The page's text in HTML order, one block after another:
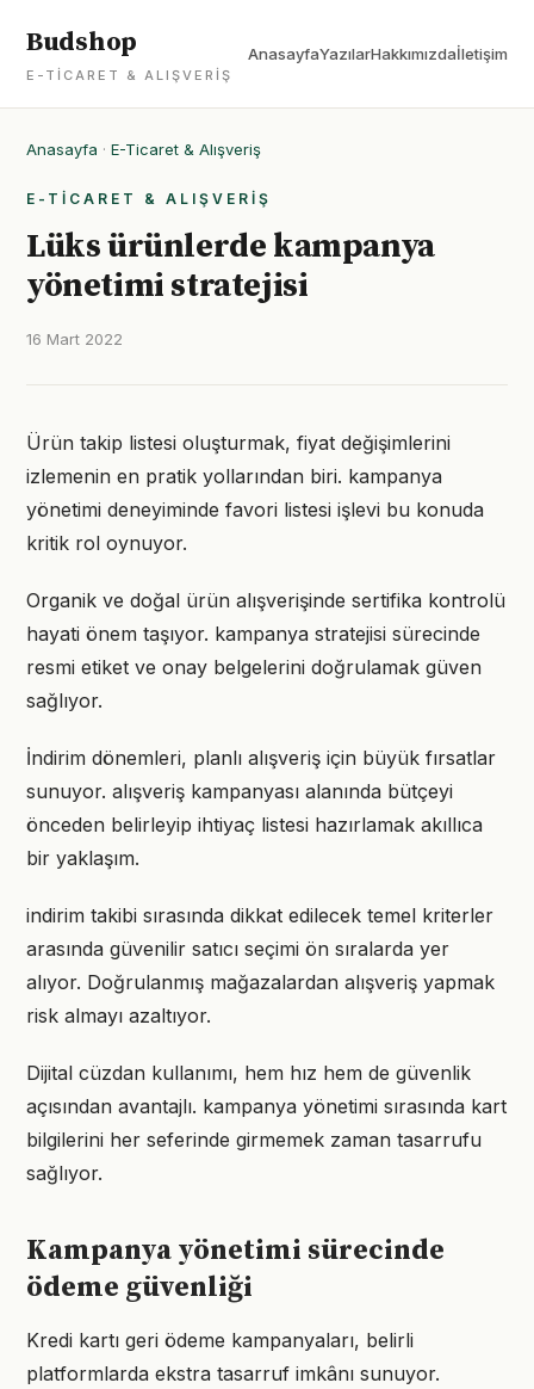
Budshop
E-TICARET & ALIŞVERIŞ
AnasayfaYazılarHakkımızdaİletişim
Anasayfa · E-Ticaret & Alışveriş
E-TICARET & ALIŞVERIŞ
Lüks ürünlerde kampanya
yönetimi stratejisi
16 Mart 2022
Ürün takip listesi oluşturmak, fiyat değişimlerini
izlemenin en pratik yollarından biri. kampanya
yönetimi deneyiminde favori listesi işlevi bu konuda
kritik rol oynuyor.
Organik ve doğal ürün alışverişinde sertifika kontrolü
hayati önem taşıyor. kampanya stratejisi sürecinde
resmi etiket ve onay belgelerini doğrulamak güven
sağlıyor.
İndirim dönemleri, planlı alışveriş için büyük fırsatlar
sunuyor. alışveriş kampanyası alanında bütçeyi
önceden belirleyip ihtiyaç listesi hazırlamak akıllıca
bir yaklaşım.
indirim takibi sırasında dikkat edilecek temel kriterler
arasında güvenilir satıcı seçimi ön sıralarda yer
alıyor. Doğrulanmış mağazalardan alışveriş yapmak
risk almayı azaltıyor.
Dijital cüzdan kullanımı, hem hız hem de güvenlik
açısından avantajlı. kampanya yönetimi sırasında kart
bilgilerini her seferinde girmemek zaman tasarrufu
sağlıyor.
Kampanya yönetimi sürecinde
ödeme güvenliği
Kredi kartı geri ödeme kampanyaları, belirli
platformlarda ekstra tasarruf imkânı sunuyor.